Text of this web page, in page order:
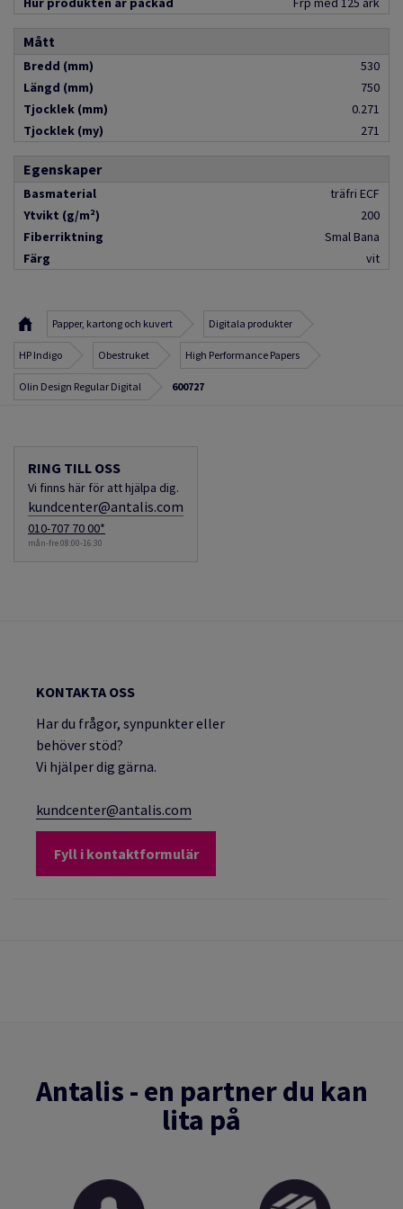
Mått
Bredd (mm)
530
Längd (mm)
750
Tjocklek (mm)
0.271
Tjocklek (my)
271
Egenskaper
Basmaterial
träfri ECF
Ytvikt (g/m²)
200
Fiberriktning
Smal Bana
Färg
vit
Papper, kartong och kuvert Digitala produkter
HP Indigo Obestruket High Performance Papers
Olin Design Regular Digital 600727
RING TILL OSS
Vi finns här för att hjälpa dig.
kundcenter@antalis.com
010-707 70 00*
mån-fre 08:00-16:30
KONTAKTA OSS
Har du frågor, synpunkter eller
behöver stöd?
Vi hjälper dig gärna.
kundcenter@antalis.com
Fyll i kontaktformulär
Antalis - en partner du kan
lita på